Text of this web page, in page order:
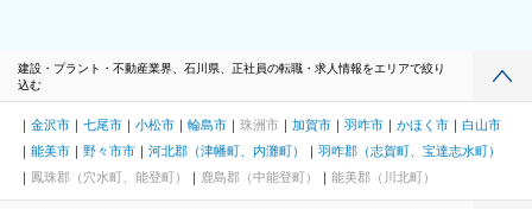
建設・プラント・不動産業界、石川県、正社員の転職・求人情報をエリアで絞り
込む
金沢市 七尾市 小松市 輪島市 珠洲市 加賀市 羽咋市 かほく市
白山市
能美市
野々市市 河北郡（津幡町、内灘町）
羽咋郡（志賀町、宝達志水町）
鳳珠郡（穴水町、能登町）
鹿島郡（中能登町） 能美郡（川北町）